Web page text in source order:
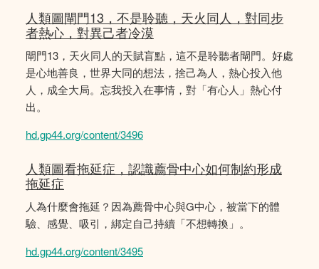
人類圖閘門13，不是聆聽，天火同人，對同步
者熱心，對異己者冷漠
閘門13，天火同人的天賦盲點，這不是聆聽者閘門。好處
是心地善良，世界大同的想法，捨己為人，熱心投入他
人，成全大局。忘我投入在事情，對「有心人」熱心付
出。
hd.gp44.org/content/3496
人類圖看拖延症，認識薦骨中心如何制約形成
拖延症
人為什麼會拖延？因為薦骨中心與G中心，被當下的體
驗、感覺、吸引，綁定自己持續「不想轉換」。
hd.gp44.org/content/3495